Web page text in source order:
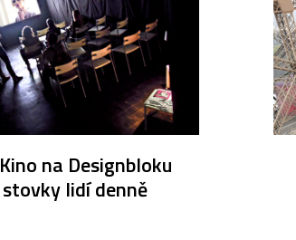
na Designbloku
lidí denně